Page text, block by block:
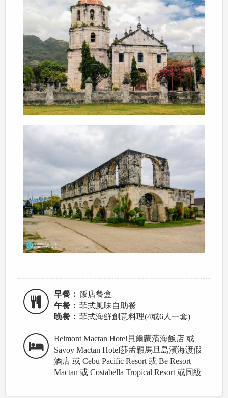
早餐： 飯店餐盒
午餐： 菲式風味自助餐
晚餐： 菲式海鮮創意料理(4或6人一套)
Belmont Mactan Hotel貝爾蒙濱海飯店 或
Savoy Mactan Hotel莎孟穎馬旦島濱海渡假
酒店 或 Cebu Pacific Resort 或 Be Resort
Mactan 或 Costabella Tropical Resort 或同級